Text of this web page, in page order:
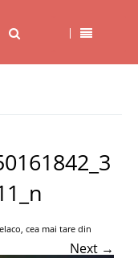
cea mai tare din
Next →